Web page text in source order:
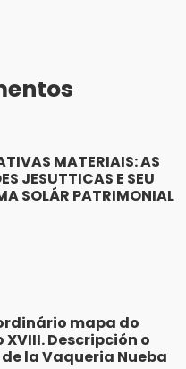
MATERIAIS: AS
JESUTTICAS E SEU
SOLÁR PATRIMONIAL
mapa do
XVIII. Descripción o
la Vaqueria Nueba